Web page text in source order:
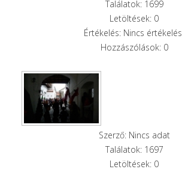
Találatok: 1699
Letöltések: 0
Értékelés: Nincs értékelés
Hozzászólások: 0
Szerző: Nincs adat
Találatok: 1697
Letöltések: 0